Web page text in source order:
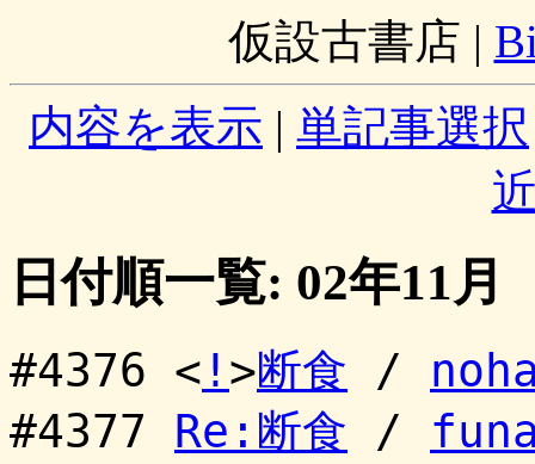
仮設古書店 |
内容を表示 | 単記事選択
日付順一覧: 02年11月
#4376 < ! >断食 /
#4377 Re:断食 /